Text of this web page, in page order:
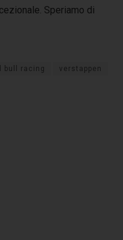
Speriamo di
bull racing verstappen